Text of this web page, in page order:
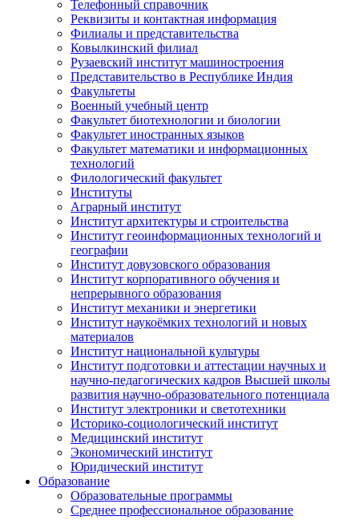
Телефонный справочник
Реквизиты и контактная информация
Филиалы и представительства
Ковылкинский филиал
Рузаевский институт машиностроения
Представительство в Республике Индия
Факультеты
Военный учебный центр
Факультет биотехнологии и биологии
Факультет иностранных языков
Факультет математики и информационных
технологий
Филологический факультет
Институты
Аграрный институт
Институт архитектуры и строительства
Институт геоинформационных технологий и
географии
Институт довузовского образования
Институт корпоративного обучения и
непрерывного образования
Институт механики и энергетики
Институт наукоёмких технологий и новых
материалов
Институт национальной культуры
Институт подготовки и аттестации научных и
научно-педагогических кадров Высшей школы
развития научно-образовательного потенциала
Институт электроники и светотехники
Историко-социологический институт
Медицинский институт
Экономический институт
Юридический институт
Образование
Образовательные программы
Среднее профессиональное образование